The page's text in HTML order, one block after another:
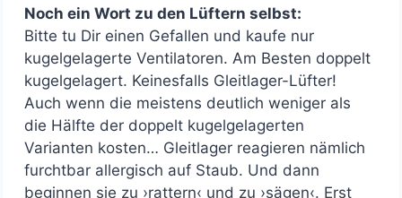
Noch ein Wort zu den Lüftern selbst:
Bitte tu Dir einen Gefallen und kaufe nur
kugelgelagerte Ventilatoren. Am Besten doppelt
kugelgelagert. Keinesfalls Gleitlager-Lüfter!
Auch wenn die meistens deutlich weniger als
die Hälfte der doppelt kugelgelagerten
Varianten kosten… Gleitlager reagieren nämlich
furchtbar allergisch auf Staub. Und dann
beginnen sie zu ›rattern‹ und zu ›sägen‹. Erst